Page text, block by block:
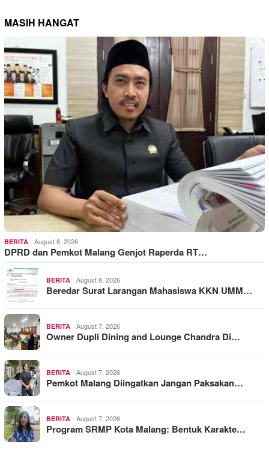
MASIH HANGAT
BERITA August 8, 2026
DPRD dan Pemkot Malang Genjot Raperda RT…
BERITA August 8, 2026
Beredar Surat Larangan Mahasiswa KKN UMM…
BERITA August 7, 2026
Owner Dupli Dining and Lounge Chandra Di…
BERITA August 7, 2026
Pemkot Malang Diingatkan Jangan Paksakan…
BERITA August 7, 2026
Program SRMP Kota Malang: Bentuk Karakte…